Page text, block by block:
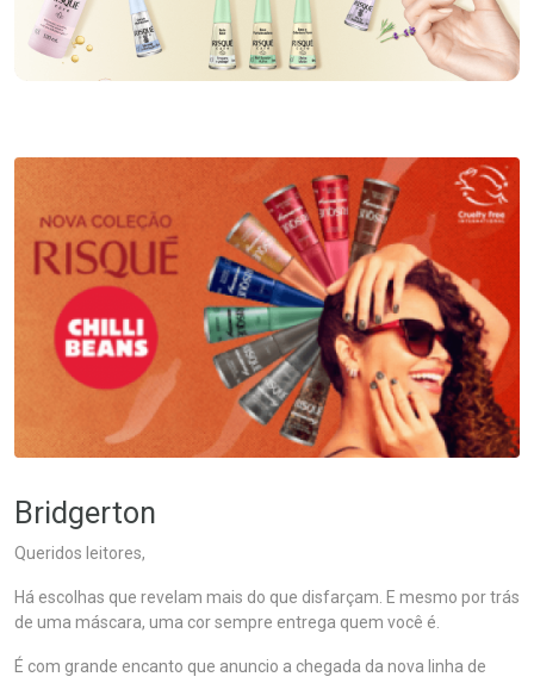
Bridgerton
Queridos leitores,
Há escolhas que revelam mais do que disfarçam. E mesmo por trás
de uma máscara, uma cor sempre entrega quem você é.
É com grande encanto que anuncio a chegada da nova linha de